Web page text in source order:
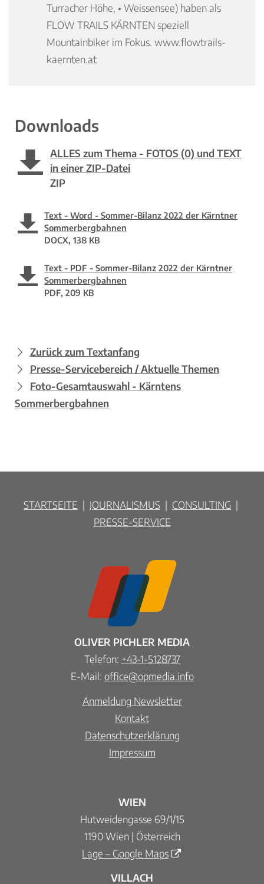
Turracher Höhe, • Weissensee) haben als
FLOW TRAILS KÄRNTEN speziell
Mountainbiker im Fokus. www.flowtrails-
kaernten.at
Downloads
ALLES zum Thema - FOTOS (0) und TEXT
in einer ZIP-Datei
ZIP
Text - Word - Sommer-Bilanz 2022 der Kärntner
Sommerbergbahnen
DOCX, 138 KB
Text - PDF - Sommer-Bilanz 2022 der Kärntner
Sommerbergbahnen
PDF, 209 KB
Zurück zum Textanfang
Presse-Servicebereich / Aktuelle Themen
Foto-Gesamtauswahl - Kärntens
Sommerbergbahnen
STARTSEITE | JOURNALISMUS | CONSULTING |
PRESSE-SERVICE
OLIVER PICHLER MEDIA
Telefon: +43-1-5128737
E-Mail: office@opmedia.info
Anmeldung Newsletter
Kontakt
Datenschutzerklärung
Impressum
WIEN
Hutweidengasse 69/1/15
1190 Wien | Österreich
Lage – Google Maps
VILLACH